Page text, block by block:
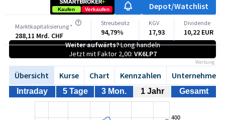
Kaufen Verkaufen Depot/Watchlist
Marktkapitalisierung *
288,11 Mrd. CHF
Streubesitz
94,79%
KGV
17,93
Dividende
10,22 EUR
Weiter aufwärts?Long handeln
Jetzt mit Faktor 2,00: VK6LP7
Werbung
Übersicht Kurse Chart Kennzahlen Unternehmen
Intraday 5 Tage 3 Mon. 1 Jahr Gesamt